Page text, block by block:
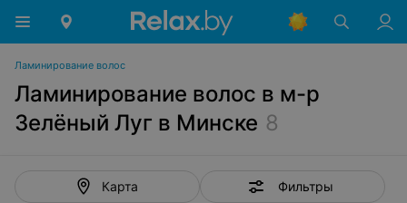
Ламинирование волос
Ламинирование волос в м-р
Зелёный Луг в Минске 8
Карта Фильтры